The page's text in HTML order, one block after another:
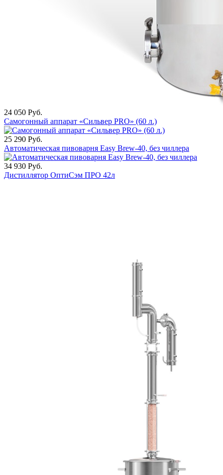
24 050 Руб.
Самогонный аппарат «Сильвер PRO» (60 л.)
25 290 Руб.
Автоматическая пивоварня Easy Brew-40, без чиллера
34 930 Руб.
Дистиллятор ОптиСэм ПРО 42л